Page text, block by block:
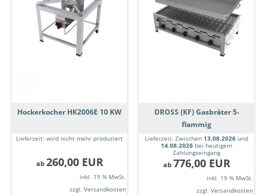
Hockerkocher HK2006E 10 KW
Lieferzeit: wird nicht mehr produziert
ab 260,00 EUR
inkl. 19 % MwSt.
zzgl. Versandkosten
DROSS (KF) Gasbräter 5-
flammig
Lieferzeit: Zwischen 13.08.2026 und
14.08.2026 bei heutigem
Zahlungseingang
ab 776,00 EUR
inkl. 19 % MwSt.
zzgl. Versandkosten